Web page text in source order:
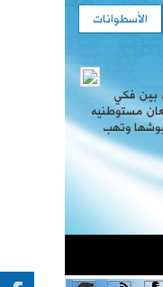
الأسطوانات
بين فكي
مستوطنيه
وتهب
المئوية لهدم